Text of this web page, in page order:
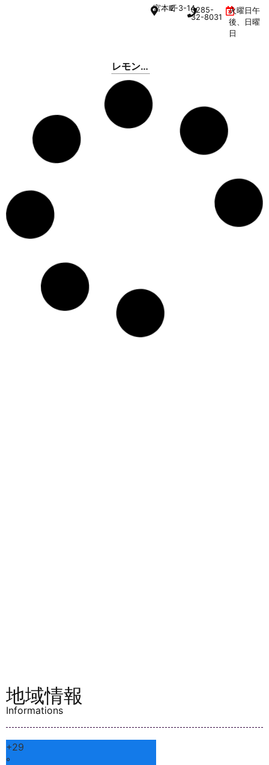
レモン
薬局 小
宮本町2-3-140285-
32-8031
火曜日午
後、日曜
日
地域情報
Informations
+29
°